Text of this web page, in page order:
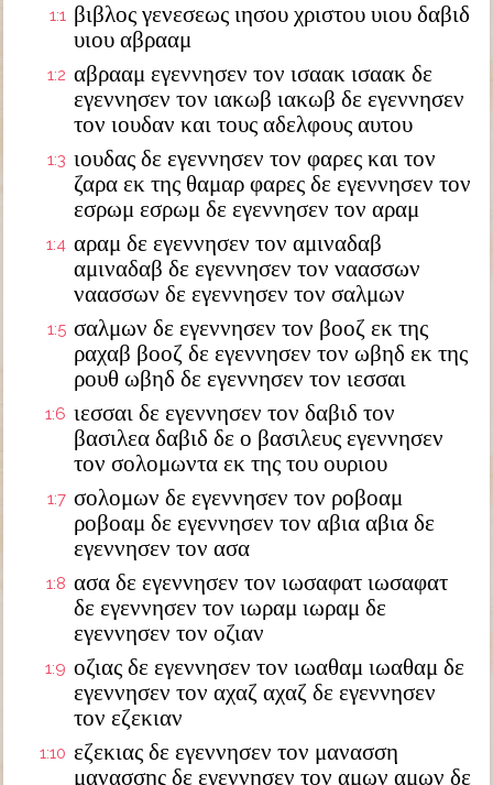
1:1 βιβλος γενεσεως ιησου χριστου υιου δαβιδ
υιου αβρααμ
1:2 αβρααμ εγεννησεν τον ισαακ ισαακ δε
εγεννησεν τον ιακωβ ιακωβ δε εγεννησεν
τον ιουδαν και τους αδελφους αυτου
1:3 ιουδας δε εγεννησεν τον φαρες και τον
ζαρα εκ της θαμαρ φαρες δε εγεννησεν τον
εσρωμ εσρωμ δε εγεννησεν τον αραμ
1:4 αραμ δε εγεννησεν τον αμιναδαβ
αμιναδαβ δε εγεννησεν τον ναασσων
ναασσων δε εγεννησεν τον σαλμων
1:5 σαλμων δε εγεννησεν τον βοοζ εκ της
ραχαβ βοοζ δε εγεννησεν τον ωβηδ εκ της
ρουθ ωβηδ δε εγεννησεν τον ιεσσαι
1:6 ιεσσαι δε εγεννησεν τον δαβιδ τον
βασιλεα δαβιδ δε ο βασιλευς εγεννησεν
τον σολομωντα εκ της του ουριου
1:7 σολομων δε εγεννησεν τον ροβοαμ
ροβοαμ δε εγεννησεν τον αβια αβια δε
εγεννησεν τον ασα
1:8 ασα δε εγεννησεν τον ιωσαφατ ιωσαφατ
δε εγεννησεν τον ιωραμ ιωραμ δε
εγεννησεν τον οζιαν
1:9 οζιας δε εγεννησεν τον ιωαθαμ ιωαθαμ δε
εγεννησεν τον αχαζ αχαζ δε εγεννησεν
τον εζεκιαν
1:10 εζεκιας δε εγεννησεν τον μανασση
μανασσης δε εγεννησεν τον αμων αμων δε